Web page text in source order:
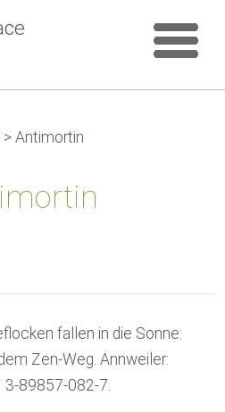
> Antimortin
fallen in die Sonne:
Zen-Weg. Annweiler:
3-89857-082-7.